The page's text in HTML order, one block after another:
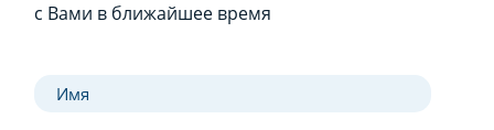
с Вами в ближайшее время